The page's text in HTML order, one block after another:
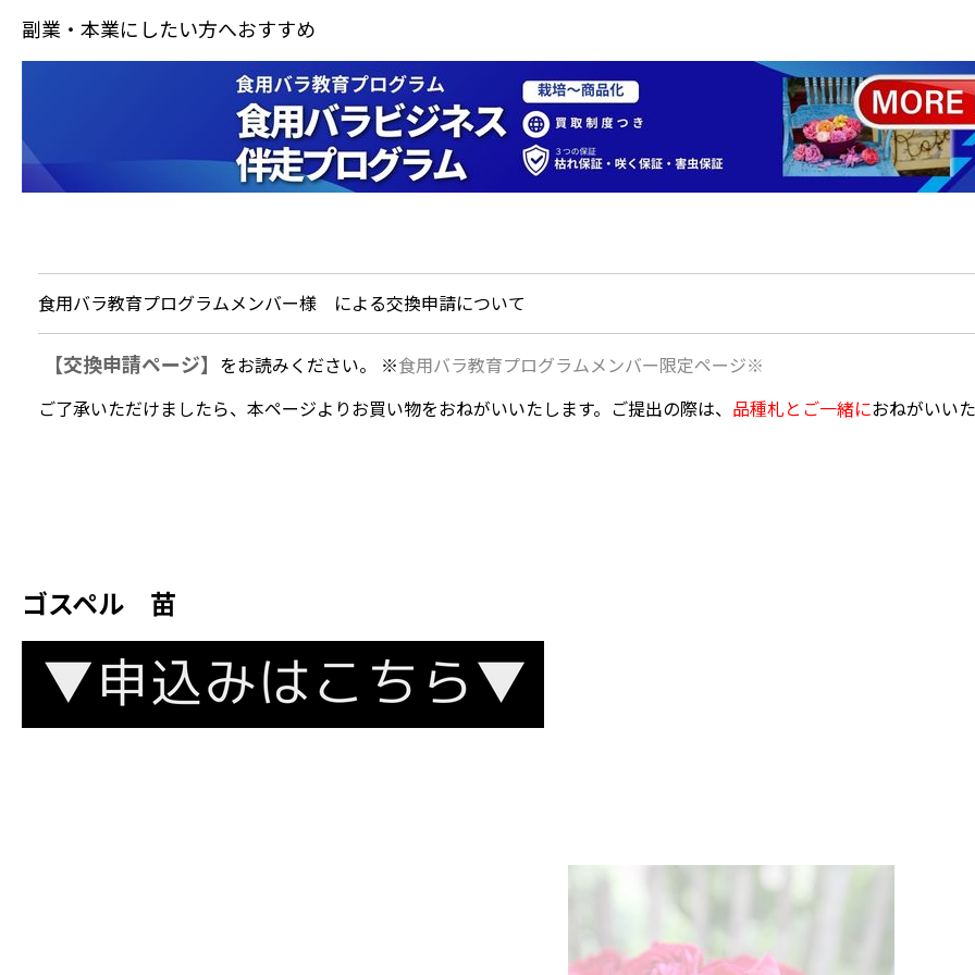
副業・本業にしたい方へおすすめ
食用バラ教育プログラムメンバー様 による交換申請について
【交換申請ページ】 をお読みください。 ※食用バラ教育プログラムメンバー限定ページ※
ご了承いただけましたら、本ページよりお買い物をおねがいいたします。ご提出の際は、 品種札とご一緒におねがいい
ゴスペル 苗